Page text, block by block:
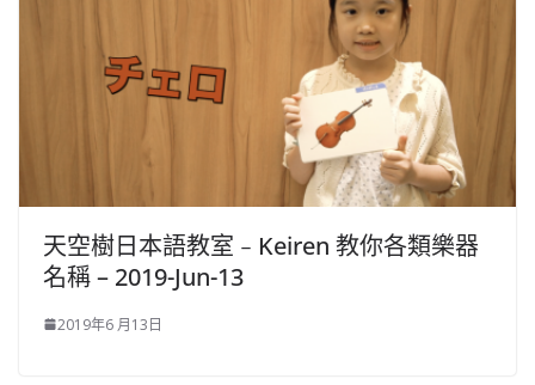
天空樹日本語教室﹣Keiren 教你各類樂器
名稱 – 2019-Jun-13
2019年6 月13日